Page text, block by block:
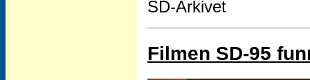
SD-Arkivet
Filmen SD-95